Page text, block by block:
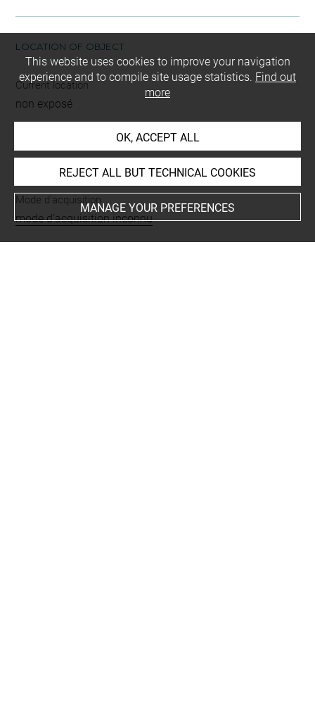
LOCATION OF OBJECT
Current location
non exposé
INDEX
Mode d'acquisition
mode d'acquisition inconnu
This website uses cookies to improve your navigation
experience and to compile site usage statistics. Find out
more
OK, ACCEPT ALL
REJECT ALL BUT TECHNICAL COOKIES
MANAGE YOUR PREFERENCES